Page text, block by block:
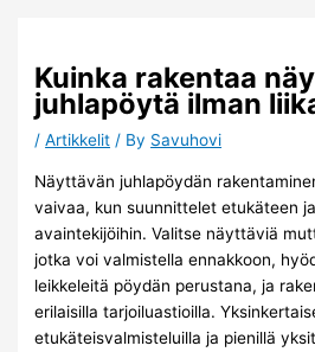
Kuinka rakentaa
juhlapöytä ilman
/Artikkelit / By Savuhovi
Näyttävän juhlapöydän
vaivaa, kun suunnittelet etukäteen
avaintekijöihin. Valitse näyttäviä
jotka voi valmistella ennakkoon,
leikkeleitä pöydän perustana, ja
erilaisilla tarjoiluastioilla.
etukäteisvalmisteluilla ja pienillä